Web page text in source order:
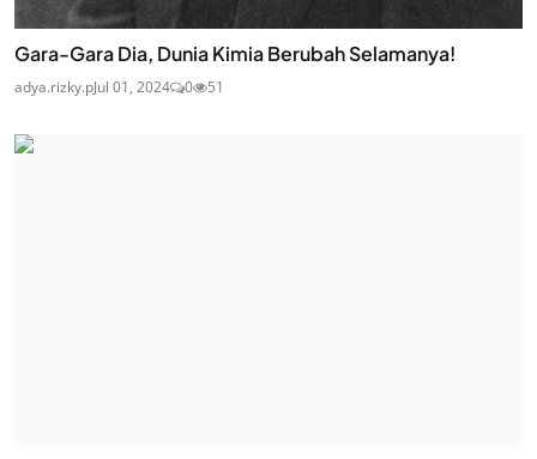
Gara-Gara Dia, Dunia Kimia Berubah Selamanya!
adya.rizky.pJul 01, 2024 0 51